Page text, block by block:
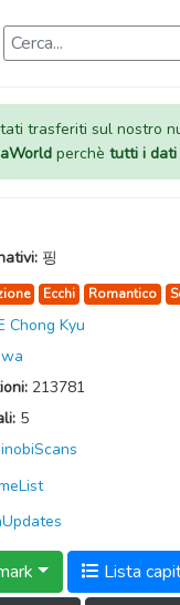
trasferiti sul nostro
perchè tutti i dati
핑
Ecchi Romantico
Chong Kyu
213781
5
Lista